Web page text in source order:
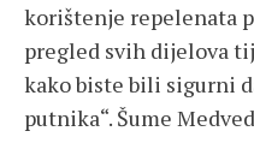
korištenje repelenata
pregled svih dijelova
kako biste bili sigurni
putnika“. Šume